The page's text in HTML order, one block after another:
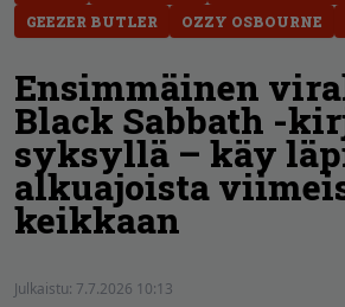
GEEZER BUTLER
OZZY OSBOURNE
Ensimmäinen
Black Sabbath -
syksyllä – käy
alkuajoista
keikkaan
Julkaistu: 7.7.2026 10:13